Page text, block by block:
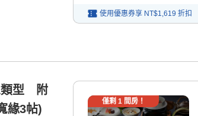
使用優惠券享 NT$1,619 折扣
類型 附
緣3帖)
僅剩 1 間房！